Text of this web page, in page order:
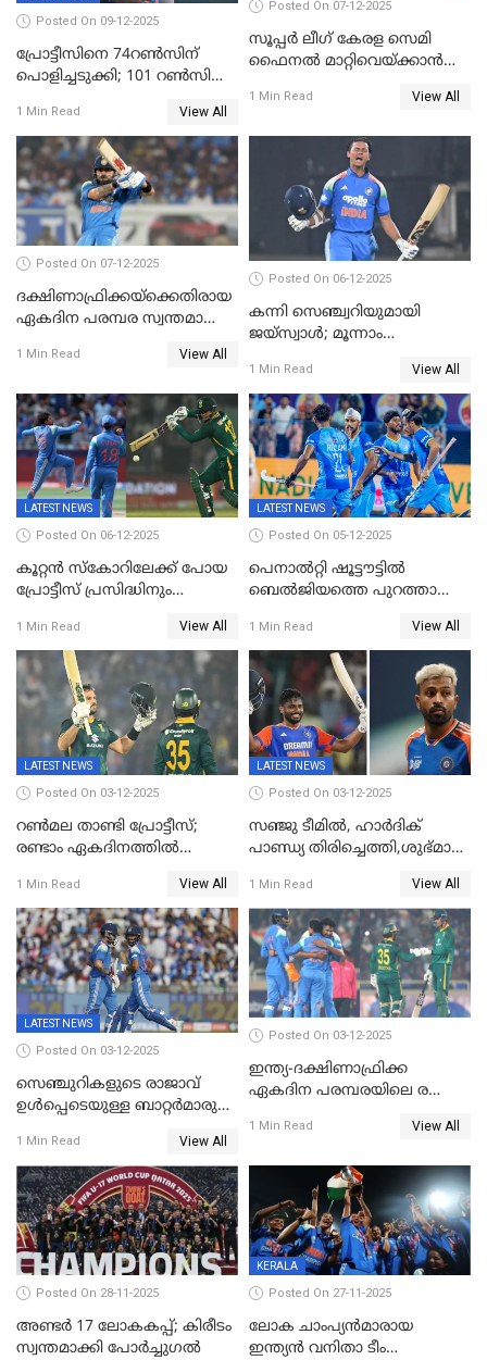
Posted On 09-12-2025
പ്രോട്ടീസിനെ 74റൺസിന്‌
പൊളിച്ചടുക്കി; 101 റൺസിന്റെ
വിക്കറ്റ് തികയ്ക്കുന്ന
താരമായി ബുമ്ര
1 Min Read View All
Posted On 07-12-2025
സൂപ്പർ ലീഗ് കേരള സെമി
ഫൈനൽ മാറ്റിവെയ്ക്കാൻ
1 Min Read View All
Posted On 07-12-2025
ദക്ഷിണാഫ്രിക്കയ്‌ക്കെതിരായ
ഏകദിന പരമ്പര സ്വന്തമാക്കി
1 Min Read View All
Posted On 06-12-2025
കന്നി സെഞ്ച്വറിയുമായി
ജയ്‌സ്വാൾ; മൂന്നാം
പ്രോട്ടീസിനെതിരെ ജയം,
പരമ്പര
1 Min Read View All
LATEST NEWS
Posted On 06-12-2025
കൂറ്റൻ സ്കോറിലേക്ക് പോയ
പ്രോട്ടീസ് പ്രസിദ്ധിനും
അടിതെറ്റി, ഇന്ത്യക്ക് 271
റണ്‍സ് വിജയലക്ഷ്യം
1 Min Read View All
LATEST NEWS
Posted On 05-12-2025
പെനാൽറ്റി ഷൂട്ടൗട്ടിൽ
ബെൽജിയത്തെ പുറത്താക്കി;
ലോകകപ്പിൽ ഇന്ത്യ
സെമിയിൽ
1 Min Read View All
LATEST NEWS
Posted On 03-12-2025
റണ്‍മല താണ്ടി പ്രോട്ടീസ്;
രണ്ടാം ഏകദിനത്തില്‍
ഒപ്പത്തിനൊപ്പം
1 Min Read View All
LATEST NEWS
Posted On 03-12-2025
സഞ്ജു ടീമില്‍, ഹാര്‍ദിക്
പാണ്ഡ്യ തിരിച്ചെത്തി,​ശുഭ്മാൻ
ഇല്ല;
ദക്ഷിണാഫ്രിക്കയ്‌ക്കെതിരായ
ടി20 പരമ്പരയ്ക്കുള്ള ഇന്ത്യന്‍
ടീമിനെ പ്രഖ്യാപിച്ചു
1 Min Read View All
LATEST NEWS
Posted On 03-12-2025
സെഞ്ചുറികളുടെ രാജാവ്
ഉൾപ്പെടെയുള്ള ബാറ്റർമാരുടെ
ഇന്ത്യയ്ക്ക് 358 റൺസ്
1 Min Read View All
Posted On 03-12-2025
ഇന്ത്യ-ദക്ഷിണാഫ്രിക്ക
ഏകദിന പരമ്പരയിലെ രണ്ടാം
1 Min Read View All
Posted On 28-11-2025
അണ്ടര്‍ 17 ലോകകപ്പ്; കിരീടം
സ്വന്തമാക്കി പോര്‍ച്ചുഗല്‍
KERALA
Posted On 27-11-2025
ലോക ചാംപ്യൻമാരായ
ഇന്ത്യൻ വനിതാ ടീം